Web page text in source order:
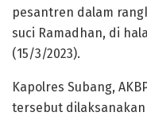
pesantren dalam
suci Ramadhan, di
(15/3/2023).
Kapolres Subang,
tersebut dilaksanakan